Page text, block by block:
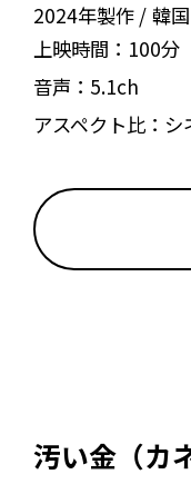
2024年製作
韓国
上映時間： 100分
音声： 5.1ch
アスペクト比： シ
汚い金（カ